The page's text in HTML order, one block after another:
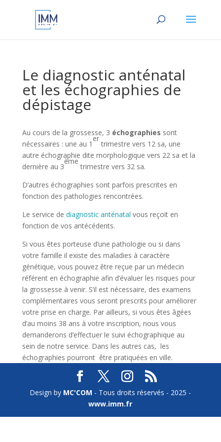
Le diagnostic anténatal
et les échographies de
dépistage
Au cours de la grossesse, 3 échographies sont
nécessaires : une au 1
er
trimestre vers 12 sa, une
autre échographie dite morphologique vers 22 sa et la
dernière au 3
ème
trimestre vers 32 sa.
D’autres échographies sont parfois prescrites en
fonction des pathologies rencontrées.
Le service de diagnostic anténatal vous reçoit en
fonction de vos antécédents.
Si vous êtes porteuse d’une pathologie ou si dans
votre famille il existe des maladies à caractère
génétique, vous pouvez être reçue par un médecin
référent en échographie afin d’évaluer les risques pour
la grossesse à venir. S’il est nécessaire, des examens
complémentaires vous seront prescrits pour améliorer
votre prise en charge. Par ailleurs, si vous êtes âgées
d’au moins 38 ans à votre inscription, nous vous
demanderons d’effectuer le suivi échographique au
sein de notre service. Dans les autres cas, les
échographies pourront être pratiquées en ville.
Design by MC'COM - Tous droits réservés - 2025 -
www.imm.fr